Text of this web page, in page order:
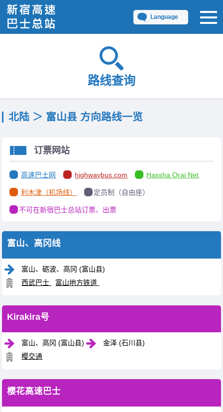
Language
路线查询
北陆 ＞ 富山县 方向路线一览
订票网站
高速巴士网 highwaybus.com Hassha Orai Net
利木津（机场线） 定员制（自由座）
不可在新宿巴士总站订票、出票
富山、高冈线
富山、砺波、高冈 (富山县)
西武巴士
富山地方铁道
Kirakira号
富山、高冈 (富山县)
金泽 (石川县)
樱交通
樱花高速巴士